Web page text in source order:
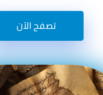
تصفح الآن